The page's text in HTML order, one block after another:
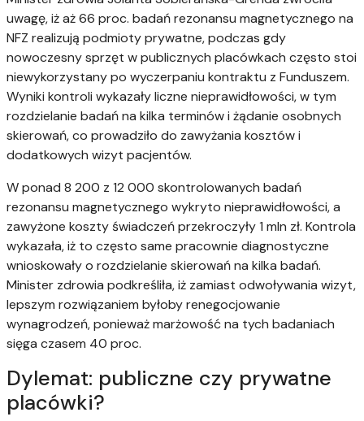
uwagę, iż aż 66 proc. badań rezonansu magnetycznego na
NFZ realizują podmioty prywatne, podczas gdy
nowoczesny sprzęt w publicznych placówkach często stoi
niewykorzystany po wyczerpaniu kontraktu z Funduszem.
Wyniki kontroli wykazały liczne nieprawidłowości, w tym
rozdzielanie badań na kilka terminów i żądanie osobnych
skierowań, co prowadziło do zawyżania kosztów i
dodatkowych wizyt pacjentów.
W ponad 8 200 z 12 000 skontrolowanych badań
rezonansu magnetycznego wykryto nieprawidłowości, a
zawyżone koszty świadczeń przekroczyły 1 mln zł. Kontrola
wykazała, iż to często same pracownie diagnostyczne
wnioskowały o rozdzielanie skierowań na kilka badań.
Minister zdrowia podkreśliła, iż zamiast odwoływania wizyt,
lepszym rozwiązaniem byłoby renegocjowanie
wynagrodzeń, ponieważ marżowość na tych badaniach
sięga czasem 40 proc.
Dylemat: publiczne czy prywatne
placówki?